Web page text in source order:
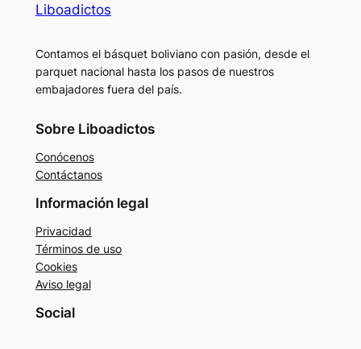
Liboadictos
Contamos el básquet boliviano con pasión, desde el
parquet nacional hasta los pasos de nuestros
embajadores fuera del país.
Sobre Liboadictos
Conócenos
Contáctanos
Información legal
Privacidad
Términos de uso
Cookies
Aviso legal
Social